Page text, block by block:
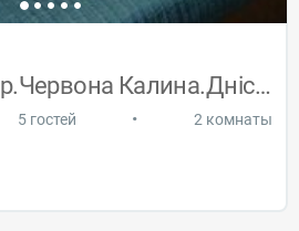
Хуторівка,Шувар.Червона Калина.Дністерсь
5 гостей • 2 комнаты